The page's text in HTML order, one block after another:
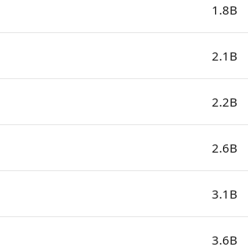
1.8B
2.1B
2.2B
2.6B
3.1B
3.6B